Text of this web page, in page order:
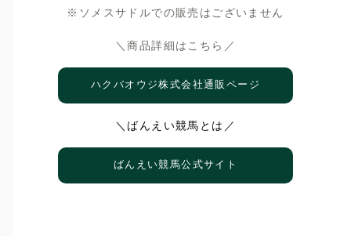
※ソメスサドルでの販売はございません
＼商品詳細はこちら／
ハクバオウジ株式会社通販ページ
＼ばんえい競馬とは／
ばんえい競馬公式サイト